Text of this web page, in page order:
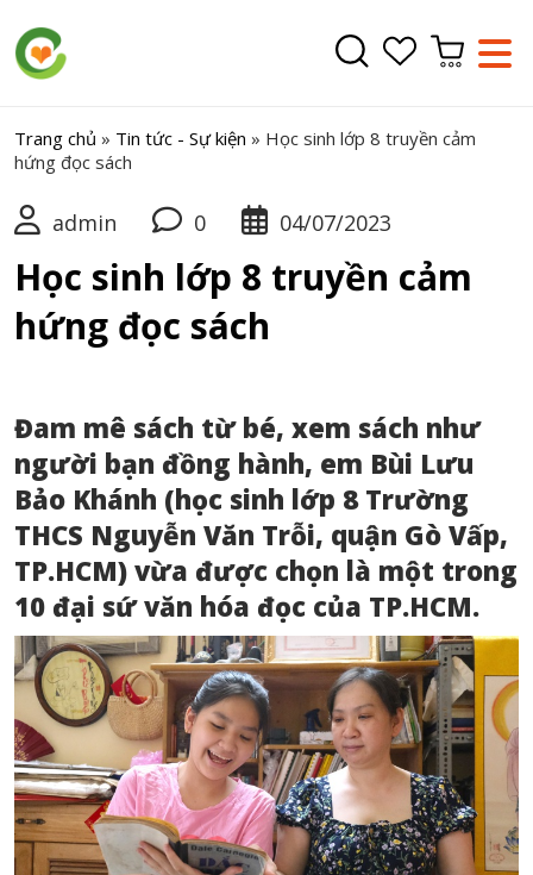
Trang chủ » Tin tức - Sự kiện » Học sinh lớp 8 truyền cảm
hứng đọc sách
admin 0 04/07/2023
Học sinh lớp 8 truyền cảm
hứng đọc sách
Đam mê sách từ bé, xem sách như
người bạn đồng hành, em Bùi Lưu
Bảo Khánh (học sinh lớp 8 Trường
THCS Nguyễn Văn Trỗi, quận Gò Vấp,
TP.HCM) vừa được chọn là một trong
10 đại sứ văn hóa đọc của TP.HCM.